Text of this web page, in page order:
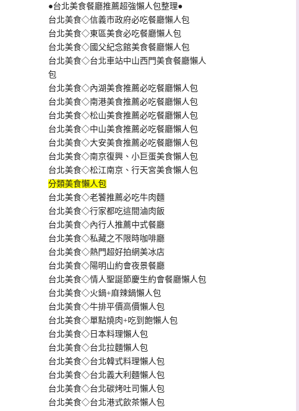
●台北美食餐廳推薦超強懶人包整理●
台北美食◇信義市政府必吃餐廳懶人包
台北美食◇東區美食必吃餐廳懶人包
台北美食◇國父紀念館美食餐廳懶人包
台北美食◇台北車站中山西門美食餐廳懶人
包
台北美食◇內湖美食推薦必吃餐廳懶人包
台北美食◇南港美食推薦必吃餐廳懶人包
台北美食◇松山美食推薦必吃餐廳懶人包
台北美食◇中山美食推薦必吃餐廳懶人包
台北美食◇大安美食推薦必吃餐廳懶人包
台北美食◇南京復興、小巨蛋美食懶人包
台北美食◇松江南京、行天宮美食懶人包
分類美食懶人包
台北美食◇老饕推薦必吃牛肉麵
台北美食◇行家都吃這間滷肉飯
台北美食◇內行人推薦中式餐廳
台北美食◇私藏之不限時咖啡廳
台北美食◇熱門超好拍網美冰店
台北美食◇陽明山約會夜景餐廳
台北美食◇情人聖誕節慶生約會餐廳懶人包
台北美食◇火鍋+麻辣鍋懶人包
台北美食◇牛排平價高價懶人包
台北美食◇單點燒肉+吃到飽懶人包
台北美食◇日本料理懶人包
台北美食◇台北拉麵懶人包
台北美食◇台北韓式料理懶人包
台北美食◇台北義大利麵懶人包
台北美食◇台北碳烤吐司懶人包
台北美食◇台北港式飲茶懶人包